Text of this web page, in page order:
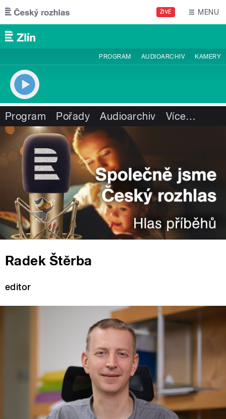
Přejít k hlavnímu obsahu
ŽIVĚ MENU
PROGRAM AUDIOARCHIV KAMERY
Program Pořady Audioarchiv Více…
Radek Štěrba
editor